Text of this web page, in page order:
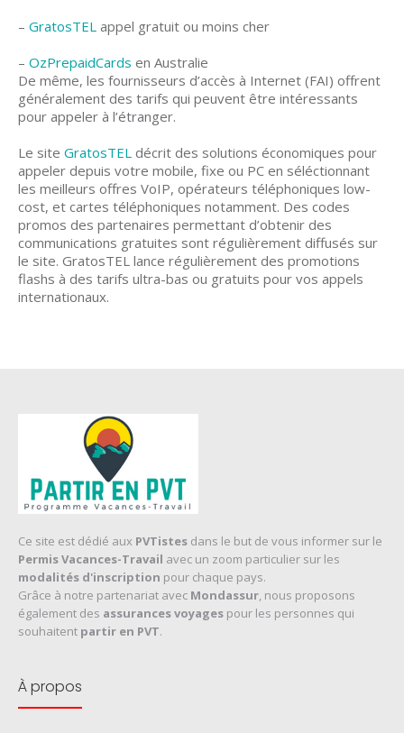
–GratosTELappel gratuit ou moins cher
–OzPrepaidCards en Australie
De même, les fournisseurs d’accès à Internet (FAI) offrent
généralement des tarifs qui peuvent être intéressants
pour appeler à l’étranger.
Le siteGratosTEL décrit des solutions économiques pour
appeler depuis votre mobile, fixe ou PC en séléctionnant
les meilleurs offres VoIP, opérateurs téléphoniques low-
cost, et cartes téléphoniques notamment. Des codes
promos des partenaires permettant d’obtenir des
communications gratuites sont régulièrement diffusés sur
le site. GratosTEL lance régulièrement des promotions
flashs à des tarifs ultra-bas ou gratuits pour vos appels
internationaux.
Ce site est dédié aux PVTistes dans le but de vous informer sur le
Permis Vacances-Travail avec un zoom particulier sur les
modalités d'inscription pour chaque pays.
Grâce à notre partenariat avec Mondassur, nous proposons
également des assurances voyages pour les personnes qui
souhaitent partir en PVT.
À propos